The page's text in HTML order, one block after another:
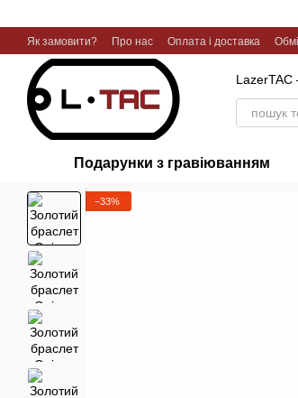
Як замовити? Про нас Оплата і доставка
Галерея робіт
LazerTAC
Подарунки з гравіюванням
−33%